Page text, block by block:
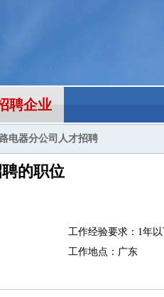
聘企业
电器分公司人才招聘
的职位
工作经验要求：1年
工作地点：广东